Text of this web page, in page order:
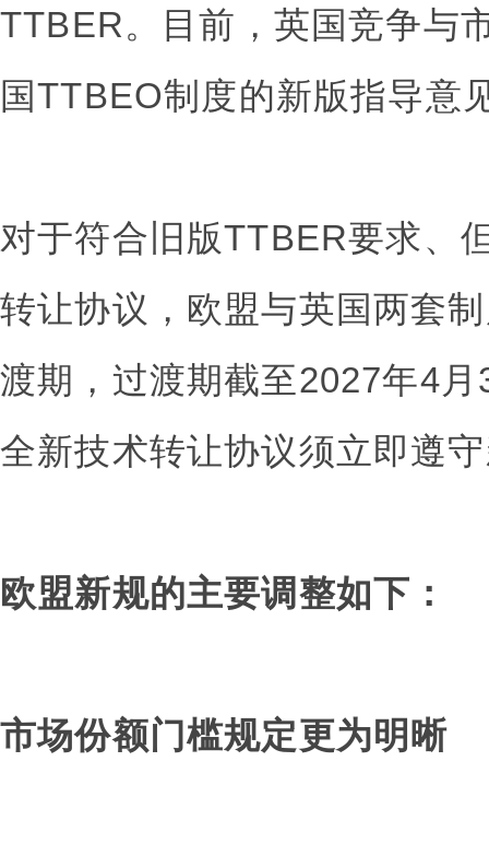
TTBER。目前，英国竞争与
国TTBEO制度的新版指导意
对于符合旧版TTBER要求、
转让协议，欧盟与英国两套
渡期，过渡期截至2027年4
全新技术转让协议须立即遵
欧盟新规的主要调整如下：
市场份额门槛规定更为明晰